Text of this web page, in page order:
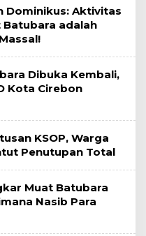
Dominikus: Aktivitas
adalah
Dibuka Kembali,
Kota Cirebon
KSOP, Warga
Penutupan Total
Muat Batubara
Nasib Para